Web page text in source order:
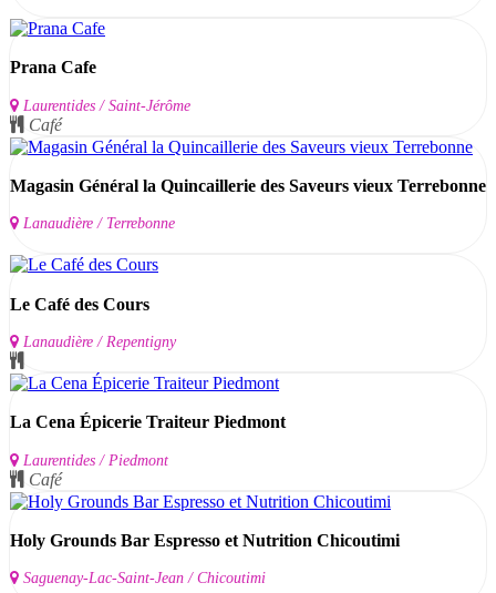
Prana Cafe
Laurentides / Saint-Jérôme
Café
Magasin Général la Quincaillerie des Saveurs vieux Terrebonne
Lanaudière / Terrebonne
Le Café des Cours
Lanaudière / Repentigny
La Cena Épicerie Traiteur Piedmont
Laurentides / Piedmont
Café
Holy Grounds Bar Espresso et Nutrition Chicoutimi
Saguenay-Lac-Saint-Jean / Chicoutimi